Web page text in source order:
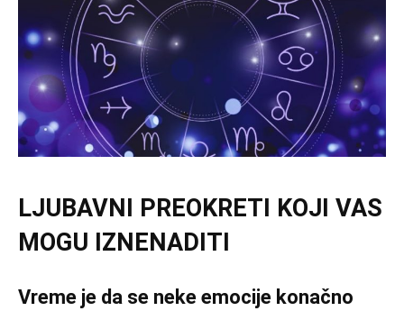
LJUBAVNI PREOKRETI KOJI VAS
MOGU IZNENADITI
Vreme je da se neke emocije konačno